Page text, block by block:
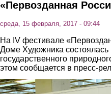
«Первозданная
среда, 15 февраля, 2017 - 09:44
На IV фестивале
Доме Художника состоялась
государственного
этом сообщается в пресс-
2.jpg